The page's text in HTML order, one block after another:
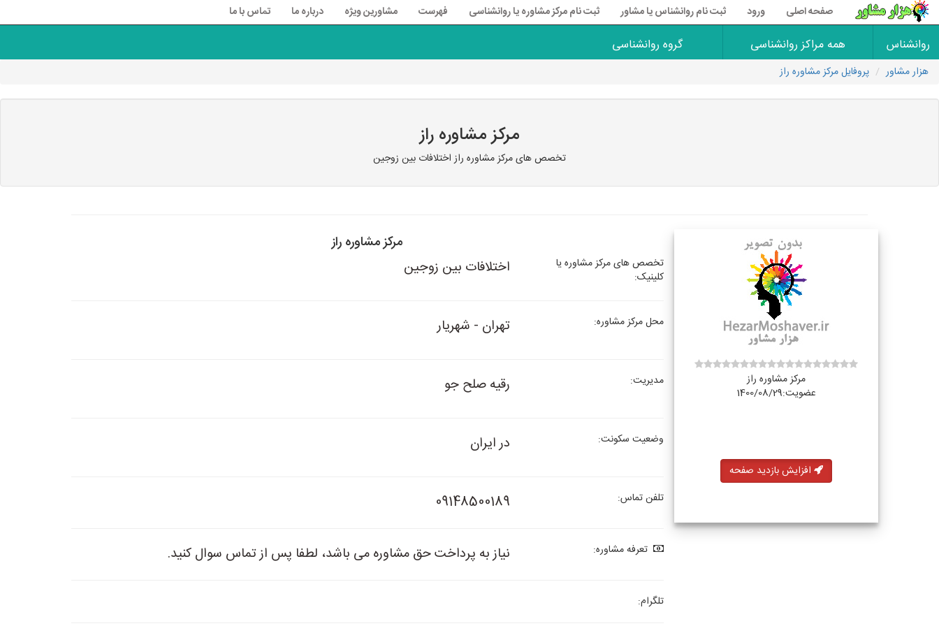
صفحه اصلی ورود ثبت نام روانشناس یا مشاور ثبت نام مرکز مشاوره یا روانشناسی فهرست مشاورین ویژه درباره ما تماس با ما
روانشناس همه مراکز روانشناسی گروه روانشناسی
هزار مشاور پروفایل مرکز مشاوره راز
مرکز مشاوره راز
تخصص های مرکز مشاوره راز اختلافات بین زوجین
مرکز مشاوره راز
عضویت:1400/08/29
افزایش بازدید صفحه
مرکز مشاوره راز
تخصص های مرکز مشاوره یا
کلینیک:
اختلافات بین زوجین
محل مرکز مشاوره: تهران - شهریار
مدیریت: رقیه صلح جو
وضعیت سکونت: در ایران
تلفن تماس: 09148500189
تعرفه مشاوره: نیاز به پرداخت حق مشاوره می باشد، لطفا پس از تماس سوال کنید.
تلگرام: